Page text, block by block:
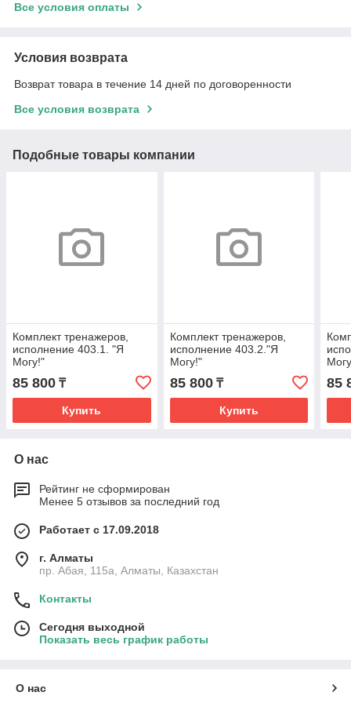
Все условия оплаты
Условия возврата
Возврат товара в течение 14 дней по договоренности
Все условия возврата
Подобные товары компании
Комплект тренажеров,
исполнение 403.1. "Я
Могу!"
85 800 ₸
Купить
Комплект тренажеров,
исполнение 403.2."Я
Могу!"
85 800₸
Купить
85
О нас
Рейтинг не сформирован
Менее 5 отзывов за последний год
Работает с 17.09.2018
г. Алматы
пр. Абая, 115а, Алматы, Казахстан
Контакты
Сегодня выходной
Показать весь график работы
О нас